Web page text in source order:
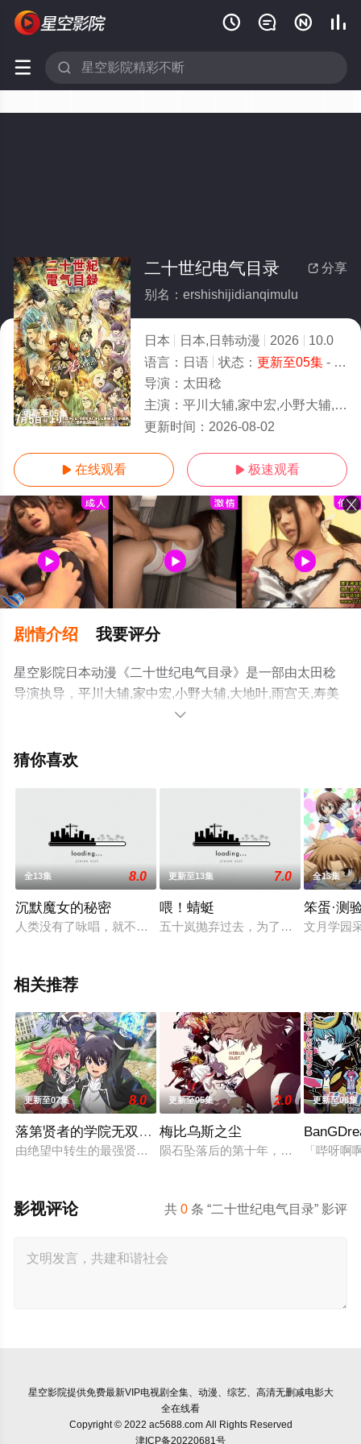
   
 
更新至05集
 分享
二十世纪电气目录
别名：ershishijidianqimulu
日本 日本,日韩动漫 2026
10.0
语言： 日语 状态： 更新至05集- 免费在线观看
导演： 太田稔
主演： 平川大辅,家中宏,小野大辅,大地叶,雨宫天,寿美菜子,内山昂辉,内田雄马
更新时间： 2026-08-02
 在线观看  极速观看
剧情介绍 我要评分
星空影院日本动漫《二十世纪电气目录》是一部由太田稔
导演执导，平川大辅,家中宏,小野大辅,大地叶,雨宫天,寿美
菜子,内山昂辉,内田雄马,武内骏辅,远藤大智,高垣彩阳,川井
机免费观看高清未删减完整版动漫全集就上星空电影网，

猜你喜欢
全13集 8.0
沉默魔女的秘密
人类没有了咏唱，就不能使用魔术。但是，有一个少女，把不
更新至13集 7.0
喂！蜻蜓
五十岚抛弃过去，为了逃离社会而移
全13集
笨蛋·测
文月学园
相关推荐
更新至07集 8.0
落第贤者的学院无双 第二回转生，S等级作弊魔术师冒险
由绝望中转生的最强贤者，到400年后的世界一展外挂威能！大
更新至05集 2.0
梅比乌斯之尘
陨石坠落后的第十年，由于巨大结晶
更新至08集
「哔呀
共0 条 “二十世纪电气目录” 影评
影视评论
星空影院提供免费最新VIP电视剧全集、动漫、综艺、高清无删减电影大
全在线看
Copyright © 2022 ac5688.com All Rights Reserved
津ICP备20220681号